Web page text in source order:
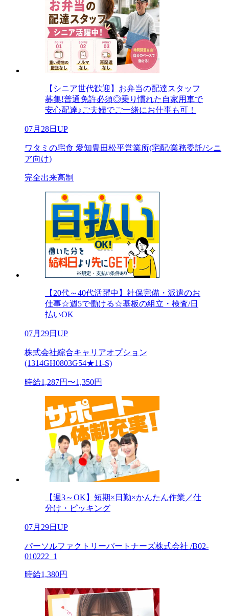
【シニア世代歓迎】お弁当の配達スタッフ
募集!普通免許必須◎乗り慣れた自家用車で
安心配達♪ご夫婦でご一緒にお仕事も可！
07月28日UP
ワタミの宅食 愛知豊田松平営業所(宅配/業務委託/シニ
ア向け)
完全出来高制
【20代～40代活躍中】社保完備・派遣のお
仕事☆週5で働ける☆基板の組立・検査/日
払いOK
07月29日UP
株式会社綜合キャリアオプション
(1314GH0803G54★11-S)
時給1,287円〜1,350円
【週3～OK】短期×日勤×かんたん作業／仕
分け・ピッキング
07月29日UP
パーソルファクトリーパートナーズ株式会社 /B02-
010222_1
時給1,380円